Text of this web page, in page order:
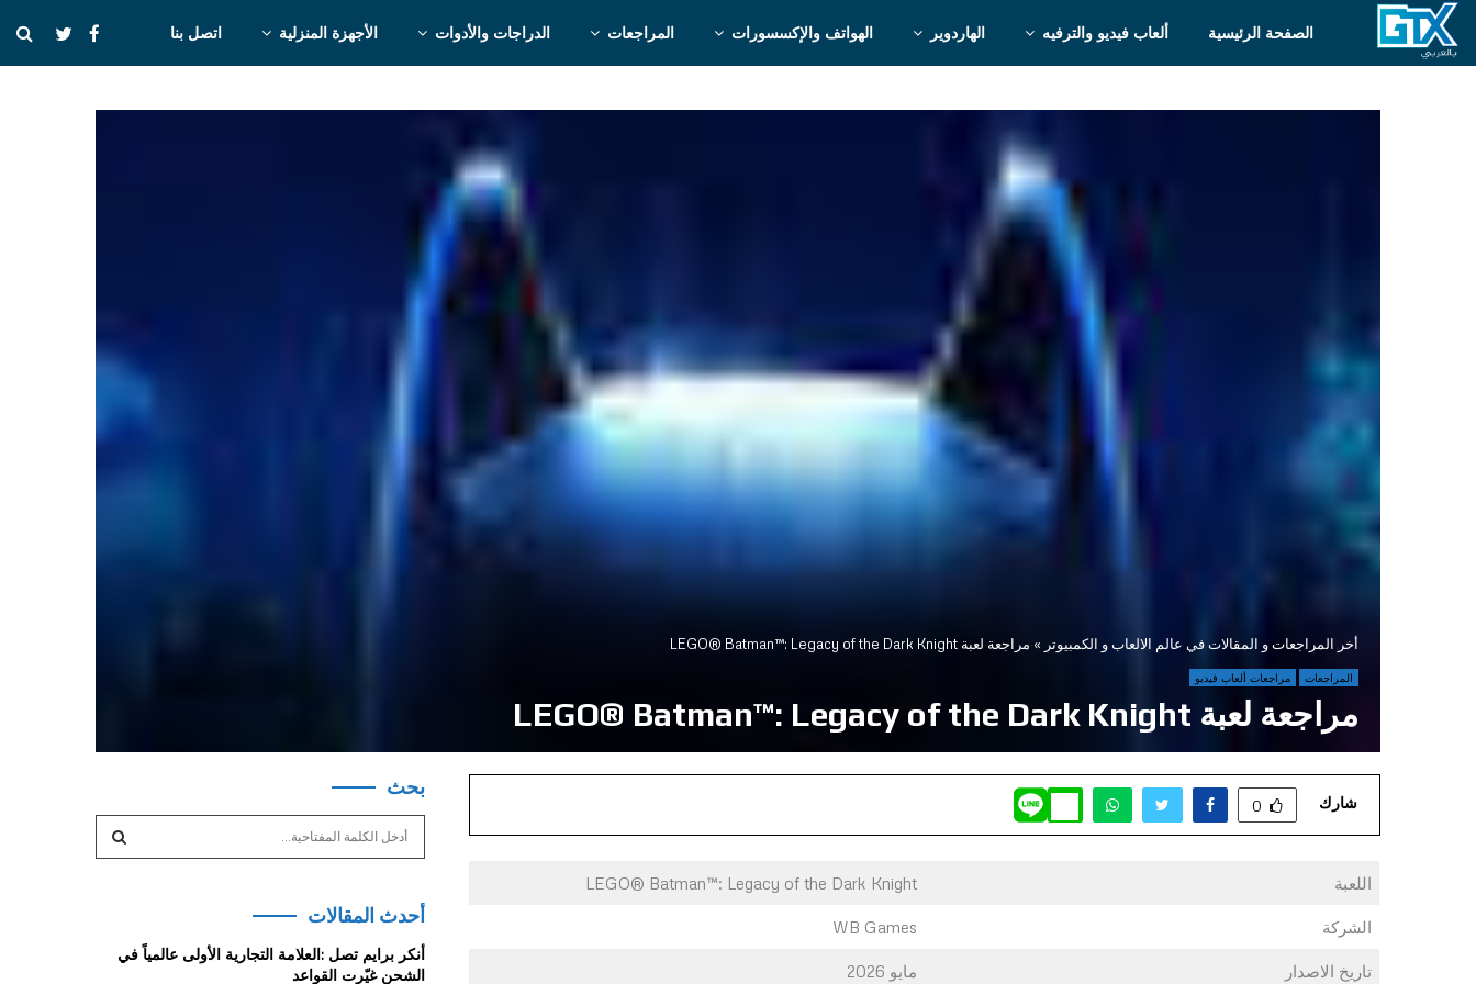
الصفحة الرئيسية ألعاب فيديو والترفيه الهاردوير الهواتف والإكسسورات المراجعات الدراجات والأدوات الأجهزة المنزلية اتصل بنا
أخر المراجعات و المقالات في عالم الالعاب و الكمبيوتر » مراجعة لعبة LEGO® Batman™: Legacy of the Dark Knight
المراجعات مراجعات ألعاب فيديو
مراجعة لعبة LEGO® Batman™: Legacy of the Dark Knight
شارك 0
اللعبة LEGO® Batman™: Legacy of the Dark Knight
الشركة WB Games
تاريخ الاصدار مايو 2026
بحث
c
h
f
A
أحدث المقالات
أنكر برايم تصل :العلامة التجارية الأولى عالمياً في
الشحن غيّرت القواعد